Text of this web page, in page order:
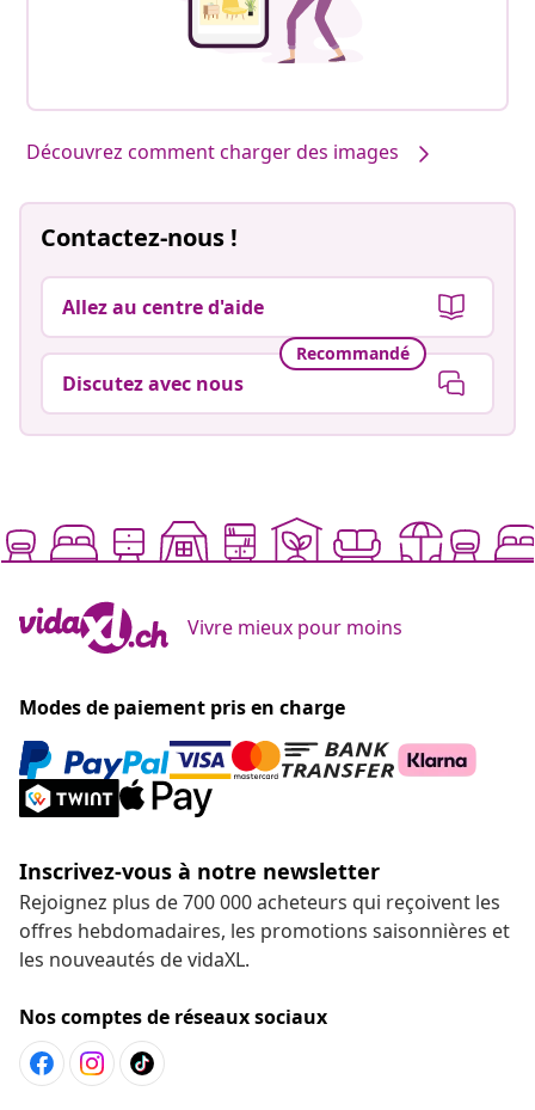
Découvrez comment charger des images
Contactez-nous !
Allez au centre d'aide
Recommandé
Discutez avec nous
Vivre mieux pour moins
Modes de paiement pris en charge
Inscrivez-vous à notre newsletter
Rejoignez plus de 700 000 acheteurs qui reçoivent les
offres hebdomadaires, les promotions saisonnières et
les nouveautés de vidaXL.
Nos comptes de réseaux sociaux